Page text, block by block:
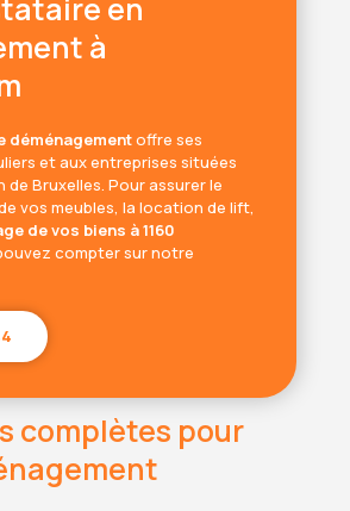
en
à
déménagementoffre ses
et aux entreprises situées
Bruxelles. Pour assurer le
vos meubles, la location de lift,
de vos biens à 1160
compter sur notre
complètes pour